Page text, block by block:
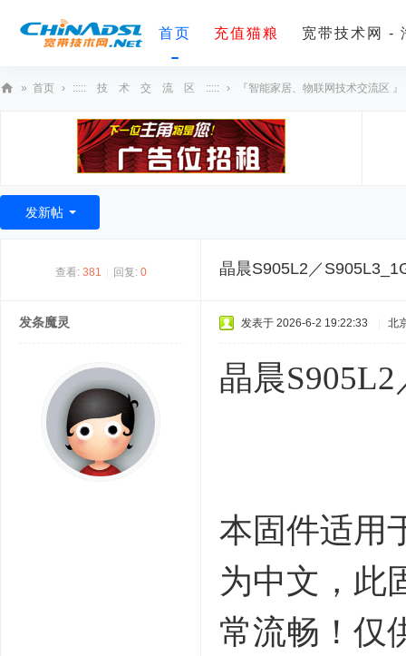
首页 充值猫粮 宽带技术网 -
术
» 首页 › ::::: 技 术 交 流 区 ::::: › 『智能家居、物联网技术交流区 』
发新帖
查看: 381 回复: 0 晶晨S905L2／
发条魔灵 发表于 2026-6-2 19:22:33 北
晶晨
本固件适用
为中文，此
常流畅！仅